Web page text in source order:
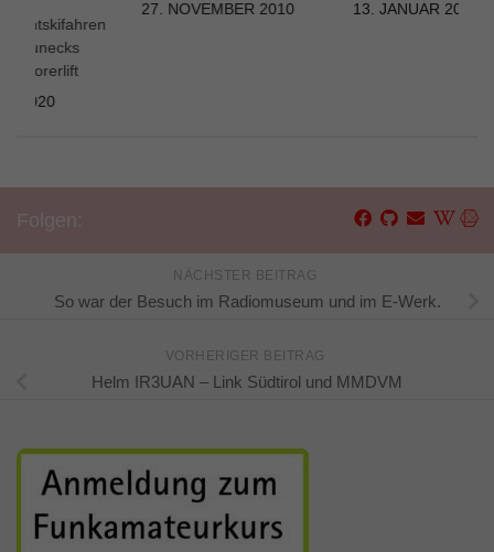
27. NOVEMBER 2010 13. JANUAR 2012
Brunecks
Korerlift
2020
NÄCHSTER BEITRAG
So war der Besuch im Radiomuseum und im E-Werk.
VORHERIGER BEITRAG
Helm IR3UAN – Link Südtirol und MMDVM